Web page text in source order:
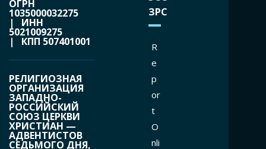
ОГРН
1035000032275
| ИНН
5021009275
| КПП 507401001
РЕЛИГИОЗНАЯ
ОРГАНИЗАЦИЯ
ЗАПАДНО-
РОССИЙСКИЙ
СОЮЗ ЦЕРКВИ
ХРИСТИАН —
АДВЕНТИСТОВ
СЕДЬМОГО ДНЯ,
ЗРС
R
e
p
or
t
O
nli